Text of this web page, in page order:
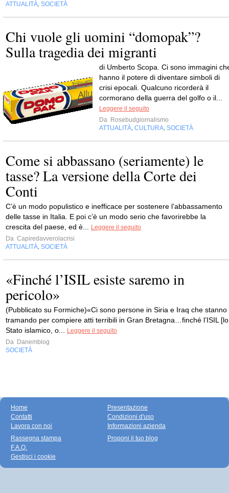
ATTUALITÀ SOCIETÀ
Chi vuole gli uomini “domopak”?
Sulla tragedia dei migranti
di Umberto Scopa. Ci sono immagini
hanno il potere di diventare simboli di
crisi epocali. Qualcuno ricorderà il
cormorano della guerra del golfo o il...
Leggere il seguito
Da Rosebudgiornalismo
ATTUALITÀ CULTURA SOCIETÀ
Come si abbassano (seriamente) le
tasse? La versione della Corte dei
Conti
C’è un modo populistico e inefficace per sostenere l’abbassamento
delle tasse in Italia. E poi c’è un modo serio che favorirebbe la
crescita del paese, ed è...
Leggere il seguito
Da Capiredavverolacrisi
ATTUALITÀ SOCIETÀ
«Finché l’ISIL esiste saremo in
pericolo»
(Pubblicato su Formiche)«Ci sono persone in Siria e Iraq che stanno
tramando per compiere atti terribili in Gran Bretagna…finché l’ISIL [lo
Stato islamico, o...
Leggere il seguito
Da Danemblog
SOCIETÀ
Home
Contatti
Lavora con noi
Presentazione
Condizioni d'uso
Informazioni azienda
Rassegna stampa
F.A.Q.
Gestisci i cookie
Proponi il tuo blog